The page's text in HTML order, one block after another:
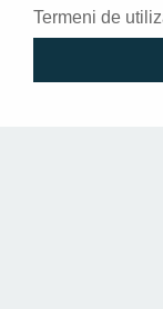
Termeni de